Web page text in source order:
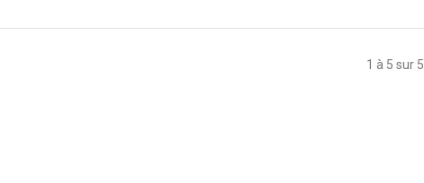
1 à 5 sur 5